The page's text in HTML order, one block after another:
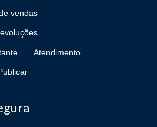
vendas
Atendimento